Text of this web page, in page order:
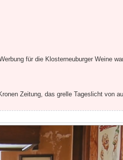
für die Klosterneuburger Weine
Zeitung, das grelle Tageslicht von